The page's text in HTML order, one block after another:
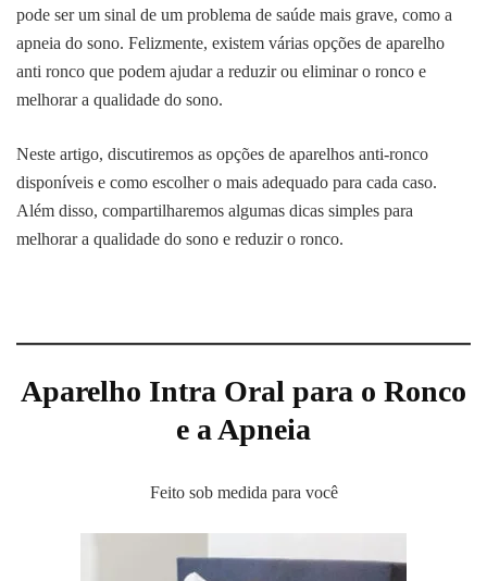
pode ser um sinal de um problema de saúde mais grave, como a
apneia do sono. Felizmente, existem várias opções de aparelho
anti ronco que podem ajudar a reduzir ou eliminar o ronco e
melhorar a qualidade do sono.
Neste artigo, discutiremos as opções de aparelhos anti-ronco
disponíveis e como escolher o mais adequado para cada caso.
Além disso, compartilharemos algumas dicas simples para
melhorar a qualidade do sono e reduzir o ronco.
Aparelho Intra Oral para o Ronco
e a Apneia
Feito sob medida para você